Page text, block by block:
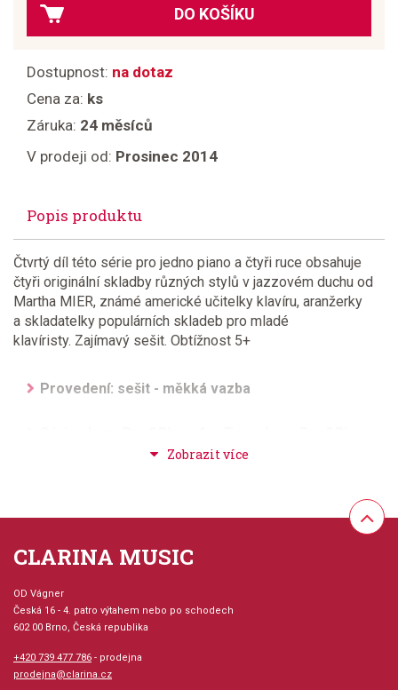
DO KOŠÍKU
Dostupnost: na dotaz
Cena za: ks
Záruka: 24 měsíců
V prodeji od: Prosinec 2014
Popis produktu
Čtvrtý díl této série pro jedno piano a čtyři ruce obsahuje
čtyři originální skladby různých stylů v jazzovém duchu od
Martha MIER, známé americké učitelky klavíru, aranžerky
a skladatelky populárních skladeb pro mladé
klavíristy. Zajímavý sešit. Obtížnost 5+
Provedení: sešit - měkká vazba
Velikost (rozměr): 23 x 30 cm
Počet skladeb: 4
Počet stran: 23
hudební úprava: klavír
CLARINA MUSIC
OD Vágner
Česká 16 - 4. patro výtahem nebo po schodech
602 00 Brno, Česká republika
+420 739 477 786 - prodejna
prodejna@clarina.cz